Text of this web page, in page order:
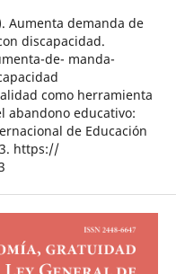
Aumenta demanda de
discapacidad.
de- manda-
como herramienta
abandono educativo:
de Educación
https://